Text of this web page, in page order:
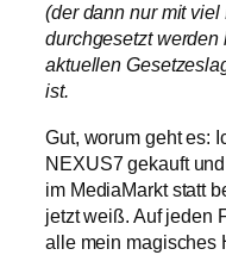
(der dann nur mit
durchgesetzt werden
aktuellen
ist.
Gut, worum geht es:
NEXUS7 gekauft
im MediaMarkt statt
jetzt weiß. Auf jeden
alle mein magisches